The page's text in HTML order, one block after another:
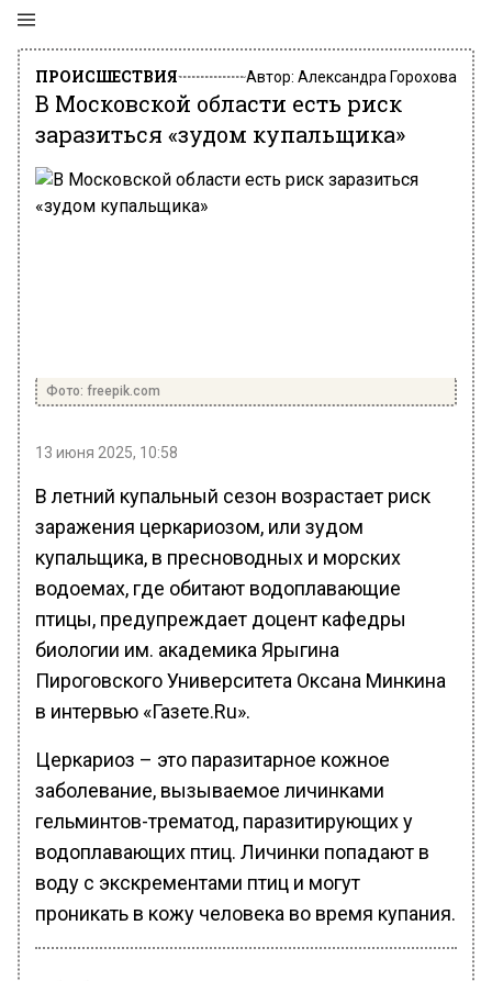
ПРОИСШЕСТВИЯ Автор: Александра Горохова
В Московской области есть риск
заразиться «зудом купальщика»
Фото: freepik.com
13 июня 2025, 10:58
В летний купальный сезон возрастает риск
заражения церкариозом, или зудом
купальщика, в пресноводных и морских
водоемах, где обитают водоплавающие
птицы, предупреждает доцент кафедры
биологии им. академика Ярыгина
Пироговского Университета Оксана Минкина
в интервью «Газете.Ru».
Церкариоз – это паразитарное кожное
заболевание, вызываемое личинками
гельминтов-трематод, паразитирующих у
водоплавающих птиц. Личинки попадают в
воду с экскрементами птиц и могут
проникать в кожу человека во время купания.